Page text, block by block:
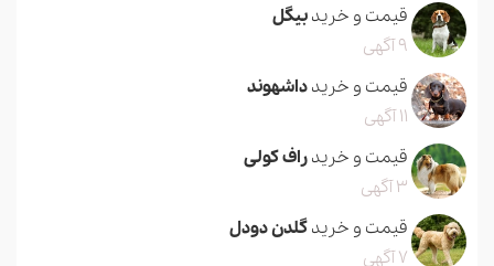
قیمت و خریدبیگل
9 آگهی
قیمت و خریدداشهوند
11 آگهی
قیمت و خریدراف کولی
3 آگهی
قیمت و خریدگلدن دودل
7 آگهی